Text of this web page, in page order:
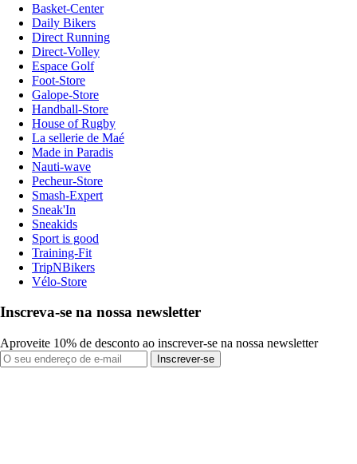
Basket-Center
Daily Bikers
Direct Running
Direct-Volley
Espace Golf
Foot-Store
Galope-Store
Handball-Store
House of Rugby
La sellerie de Maé
Made in Paradis
Nauti-wave
Pecheur-Store
Smash-Expert
Sneak'In
Sneakids
Sport is good
Training-Fit
TripNBikers
Vélo-Store
Inscreva-se na nossa newsletter
Aproveite 10% de desconto ao inscrever-se na nossa newsletter
Inscrever-se